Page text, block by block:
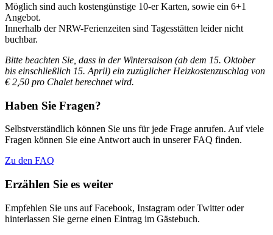
Möglich sind auch kostengünstige 10-er Karten, sowie ein 6+1
Angebot.
Innerhalb der NRW-Ferienzeiten sind Tagesstätten leider nicht
buchbar.
Bitte beachten Sie, dass in der Wintersaison (ab dem 15. Oktober
bis einschließlich 15. April) ein zuzüglicher Heizkostenzuschlag von
€ 2,50 pro Chalet berechnet wird.
Haben Sie Fragen?
Selbstverständlich können Sie uns für jede Frage anrufen. Auf viele
Fragen können Sie eine Antwort auch in unserer FAQ finden.
Zu den FAQ
Erzählen Sie es weiter
Empfehlen Sie uns auf Facebook, Instagram oder Twitter oder
hinterlassen Sie gerne einen Eintrag im Gästebuch.